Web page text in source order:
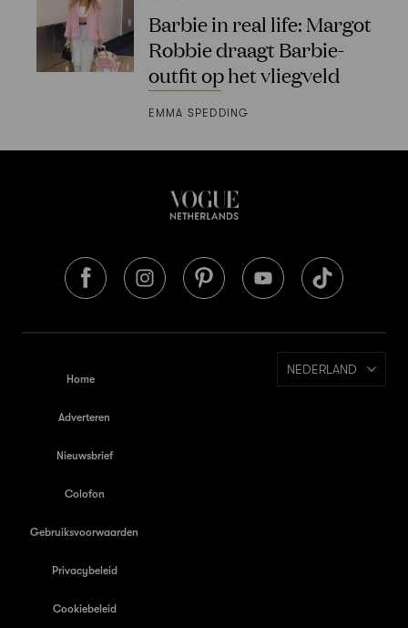
Barbie in real life: Margot
Robbie draagt Barbie-
outfit op het vliegveld
EMMA SPEDDING
Home
Adverteren
Nieuwsbrief
Colofon
Gebruiksvoorwaarden
Privacybeleid
Cookiebeleid
NEDERLAND